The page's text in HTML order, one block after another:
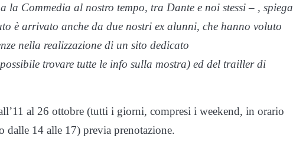
la Commedia al nostro tempo, tra Dante e noi stessi – , spiega
è arrivato anche da due nostri ex alunni, che hanno voluto
nella realizzazione di un sito dedicato
trovare tutte le info sulla mostra) ed del trailler di
al 26 ottobre (tutti i giorni, compresi i weekend, in orario
14 alle 17) previa prenotazione.